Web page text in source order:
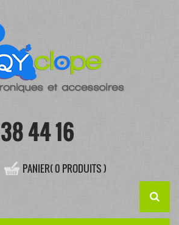
44 16
PANIER( 0 PRODUITS )